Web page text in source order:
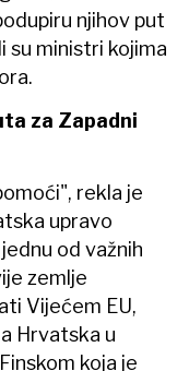
njihov put
su ministri kojima
za Zapadni
rekla je
upravo
od važnih
zemlje
Vijećem EU,
Hrvatska u
koja je